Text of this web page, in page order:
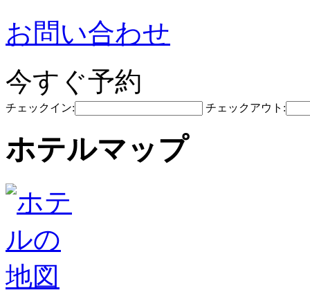
お問い合わせ
今すぐ予約
チェックイン: チェックアウト:
ホテルマップ